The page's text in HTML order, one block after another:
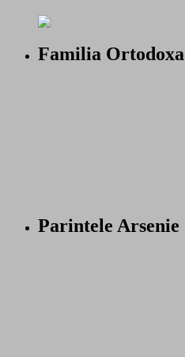
Familia Ortodoxa
Parintele Arsenie